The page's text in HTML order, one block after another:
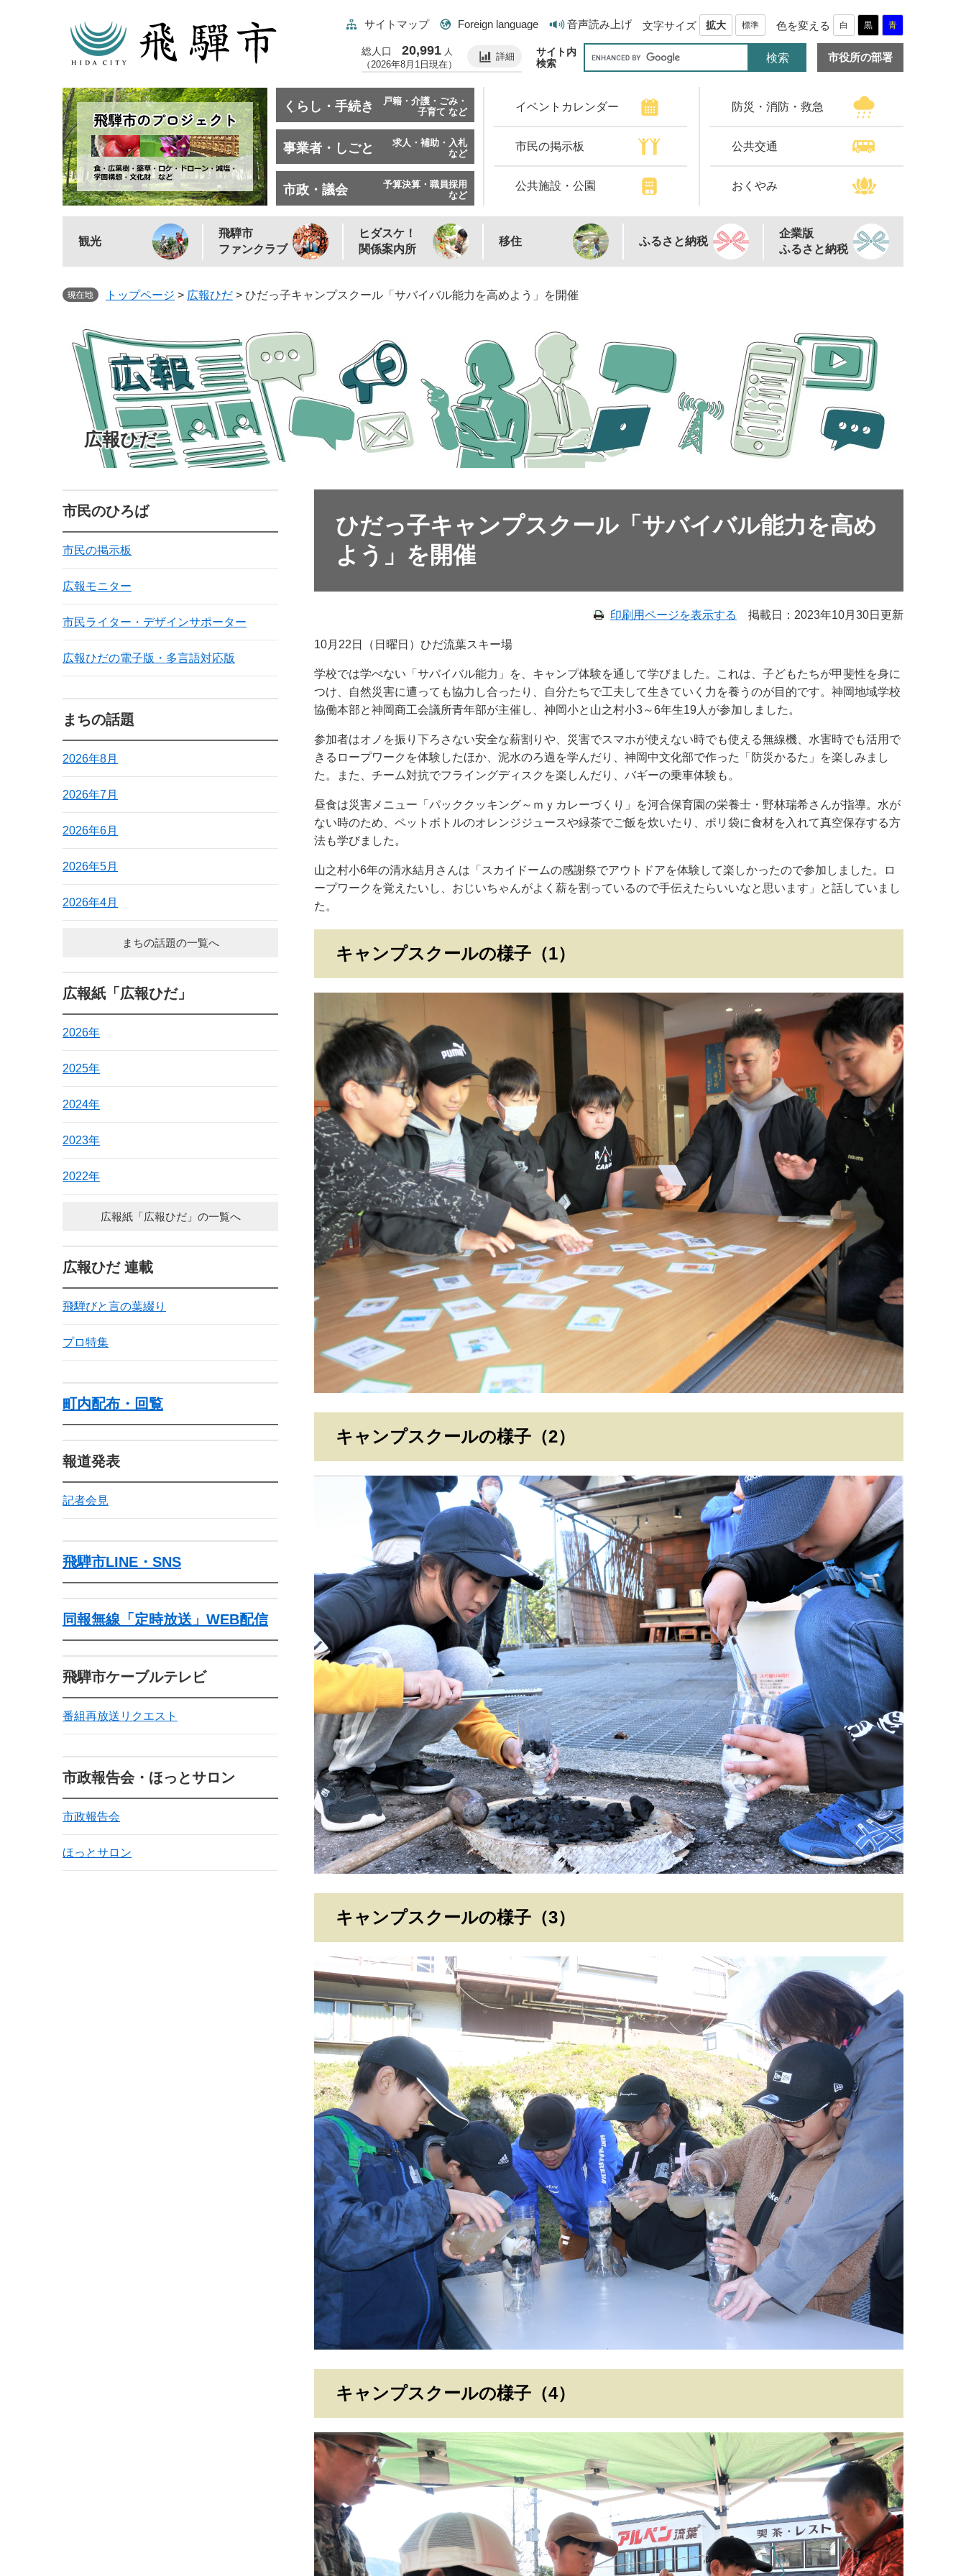
サイトマップ Foreign language 音声読み上げ 文字サイズ 拡大 標準 色を変える 白 黒 青
総人口 20,991 人
（2026年8月1日現在）
詳細
サイト内
検索
市役所の部署
くらし・手続き
戸籍・介護・ごみ・
子育て など
事業者・しごと
求人・補助・入札
など
市政・議会
予算決算・職員採用
など
イベントカレンダー 防災・消防・救急
市民の掲示板 公共交通
公共施設・公園 おくやみ
観光
飛騨市
ファンクラブ
ヒダスケ！
関係案内所
移住 ふるさと納税
企業版
ふるさと納税
トップページ > 広報ひだ > ひだっ子キャンプスクール「サバイバル能力を高めよう」を開催
広報ひだ
市民のひろば
市民の掲示板
広報モニター
市民ライター・デザインサポーター
広報ひだの電子版・多言語対応版
まちの話題
2026年8月
2026年7月
2026年6月
2026年5月
2026年4月
まちの話題の一覧へ
広報紙「広報ひだ」
2026年
2025年
2024年
2023年
2022年
広報紙「広報ひだ」の一覧へ
広報ひだ 連載
飛騨びと言の葉綴り
プロ特集
町内配布・回覧
報道発表
記者会見
飛騨市LINE・SNS
同報無線「定時放送」WEB配信
飛騨市ケーブルテレビ
番組再放送リクエスト
市政報告会・ほっとサロン
市政報告会
ほっとサロン
ひだっ子キャンプスクール「サバイバル能力を高め
よう」を開催
印刷用ページを表示する 掲載日：2023年10月30日更新
10月22日（日曜日）ひだ流葉スキー場
学校では学べない「サバイバル能力」を、キャンプ体験を通して学びました。これは、子どもたちが甲斐性を身に
つけ、自然災害に遭っても協力し合ったり、自分たちで工夫して生きていく力を養うのが目的です。神岡地域学校
協働本部と神岡商工会議所青年部が主催し、神岡小と山之村小3～6年生19人が参加しました。
参加者はオノを振り下ろさない安全な薪割りや、災害でスマホが使えない時でも使える無線機、水害時でも活用で
きるロープワークを体験したほか、泥水のろ過を学んだり、神岡中文化部で作った「防災かるた」を楽しみまし
た。また、チーム対抗でフライングディスクを楽しんだり、バギーの乗車体験も。
昼食は災害メニュー「パッククッキング～ｍｙカレーづくり」を河合保育園の栄養士・野林瑞希さんが指導。水が
ない時のため、ペットボトルのオレンジジュースや緑茶でご飯を炊いたり、ポリ袋に食材を入れて真空保存する方
法も学びました。
山之村小6年の清水結月さんは「スカイドームの感謝祭でアウトドアを体験して楽しかったので参加しました。ロ
ープワークを覚えたいし、おじいちゃんがよく薪を割っているので手伝えたらいいなと思います」と話していまし
た。
キャンプスクールの様子（1）
キャンプスクールの様子（2）
キャンプスクールの様子（3）
キャンプスクールの様子（4）